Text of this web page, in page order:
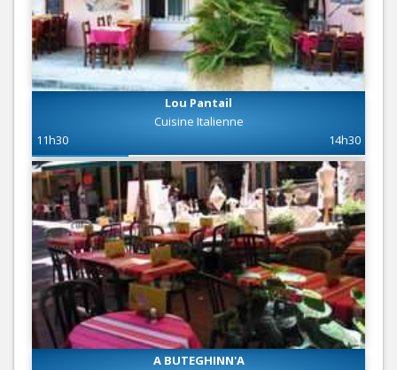
Lou Pantail
Cuisine Italienne
11h30
14h30
A BUTEGHINN'A